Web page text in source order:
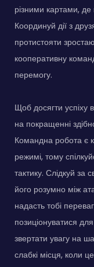
різними картами,
Координуй дії з
протистояти
кооперативну
перемогу.
Щоб досягти
на покращенні
Командна робота є
режимі, тому
тактику. Слідкуй за
його розумно між
надасть тобі
позиціонуватися
звертати увагу на
слабкі місця, коли